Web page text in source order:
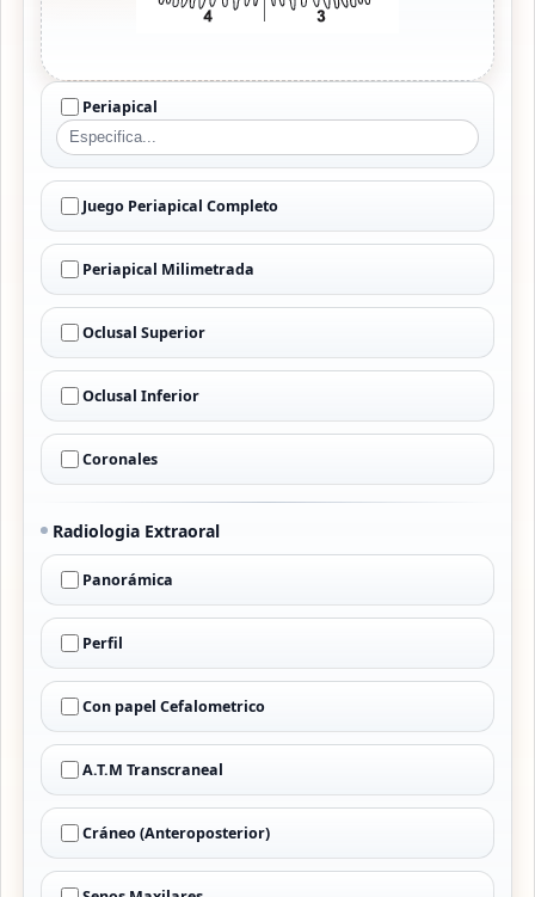
Periapical
Juego Periapical Completo
Periapical Milimetrada
Oclusal Superior
Oclusal Inferior
Coronales
Radiologia Extraoral
Panorámica
Perfil
Con papel Cefalometrico
A.T.M Transcraneal
Cráneo (Anteroposterior)